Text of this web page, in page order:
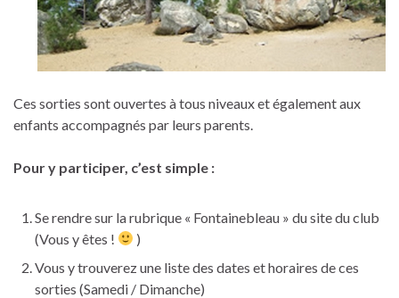
Ces sorties sont ouvertes à tous niveaux et également aux
enfants accompagnés par leurs parents.
Pour y participer, c’est simple :
Se rendre sur la rubrique « Fontainebleau » du site du club
(Vous y êtes !
)
Vous y trouverez une liste des dates et horaires de ces
sorties (Samedi / Dimanche)